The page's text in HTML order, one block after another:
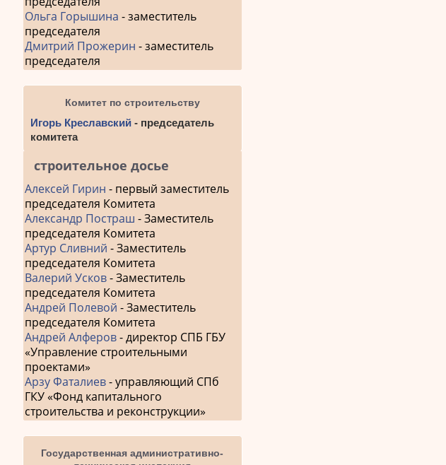
Ольга Горышина - заместитель
председателя
Дмитрий Прожерин - заместитель
председателя
Комитет по строительству
Игорь Креславский - председатель
комитета
строительное досье
Алексей Гирин - первый заместитель
председателя Комитета
Александр Постраш - Заместитель
председателя Комитета
Артур Сливний - Заместитель
председателя Комитета
Валерий Усков- Заместитель
председателя Комитета
Андрей Полевой - Заместитель
председателя Комитета
Андрей Алферов- директор СПБ ГБУ
«Управление строительными
проектами»
Арзу Фаталиев- управляющий СПб
ГКУ «Фонд капитального
строительства и реконструкции»
Государственная административно-